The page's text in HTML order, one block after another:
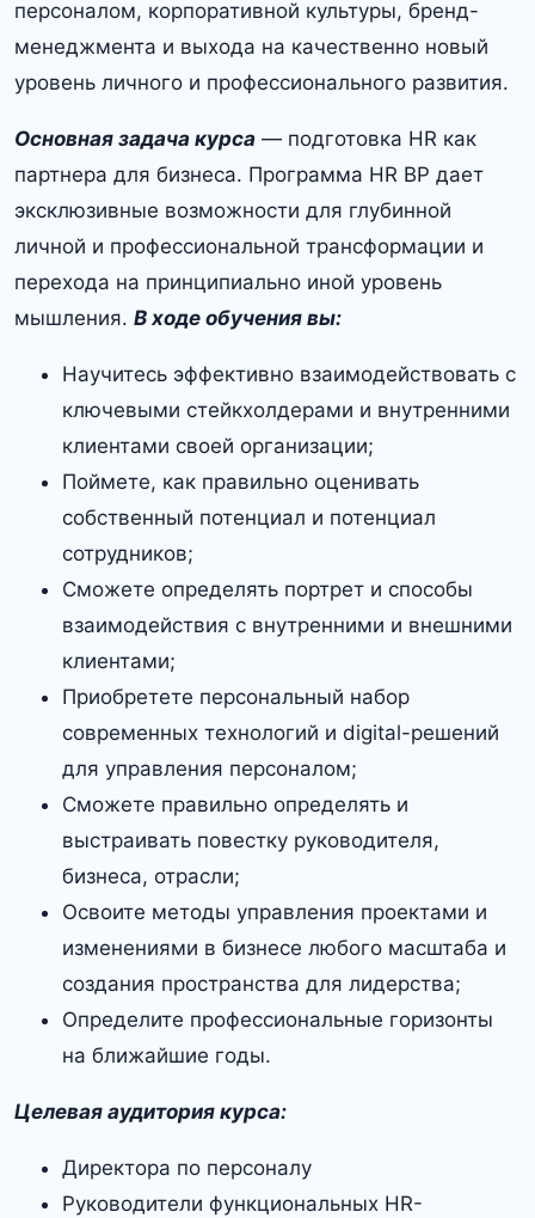
персоналом, корпоративной культуры, бренд-
менеджмента и выхода на качественно новый
уровень личного и профессионального развития.
Основная задача курса — подготовка HR как
партнера для бизнеса. Программа HR BP дает
эксклюзивные возможности для глубинной
личной и профессиональной трансформации и
перехода на принципиально иной уровень
мышления. В ходе обучения вы:
Научитесь эффективно взаимодействовать с
ключевыми стейкхолдерами и внутренними
клиентами своей организации;
Поймете, как правильно оценивать
собственный потенциал и потенциал
сотрудников;
Сможете определять портрет и способы
взаимодействия с внутренними и внешними
клиентами;
Приобретете персональный набор
современных технологий и digital-решений
для управления персоналом;
Сможете правильно определять и
выстраивать повестку руководителя,
бизнеса, отрасли;
Освоите методы управления проектами и
изменениями в бизнесе любого масштаба и
создания пространства для лидерства;
Определите профессиональные горизонты
на ближайшие годы.
Целевая аудитория курса:
Директора по персоналу
Руководители функциональных HR-